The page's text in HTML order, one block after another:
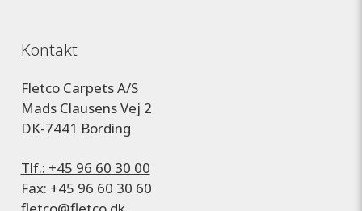
Kontakt
Fletco Carpets A/S
Mads Clausens Vej 2
DK-7441 Bording
Tlf.: +45 96 60 30 00
Fax: +45 96 60 30 60